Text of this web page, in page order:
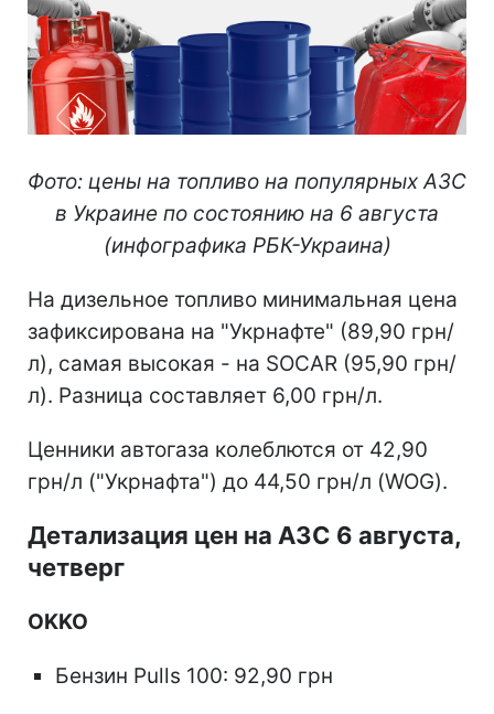
Фото: цены на топливо на популярных АЗС
в Украине по состоянию на 6 августа
(инфографика РБК-Украина)
На дизельное топливо минимальная цена
зафиксирована на "Укрнафте" (89,90 грн/
л), самая высокая - на SOCAR (95,90 грн/
л). Разница составляет 6,00 грн/л.
Ценники автогаза колеблются от 42,90
грн/л ("Укрнафта") до 44,50 грн/л (WOG).
Детализация цен на АЗС 6 августа,
четверг
OKKO
Бензин Pulls 100: 92,90 грн